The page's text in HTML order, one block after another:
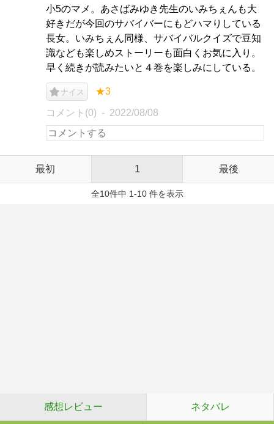
小5のマメ。あさばみゆき先生のいみちぇんも大
好きだが今回のサバイバーにもどハマりしている
長女。いみちぇん同様、サバイバルクイズで豆知
識なども楽しめストーリーも面白くお気に入り。
早く続きが読みたいと４巻を楽しみにしている。
ナイス ★3
コメント(0) 2022/08/08
最初 1 最後
全10件中 1-10 件を表示
感想レビュー ネタバレ